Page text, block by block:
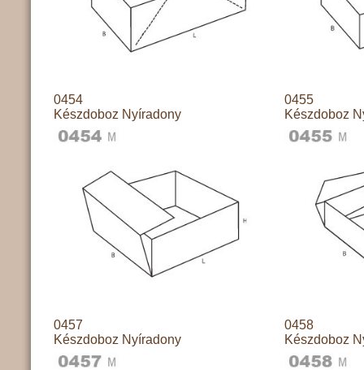
0454
Készdoboz Nyíradony
0455
Készdoboz
0457
Készdoboz Nyíradony
0458
Készdoboz